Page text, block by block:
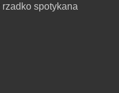
rzadko spotykana